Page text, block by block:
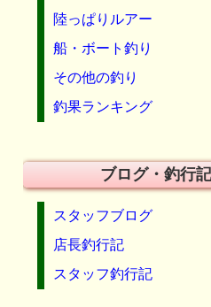
陸っぱりルアー
船・ボート釣り
その他の釣り
釣果ランキング
ブログ・釣行記
スタッフブログ
店長釣行記
スタッフ釣行記